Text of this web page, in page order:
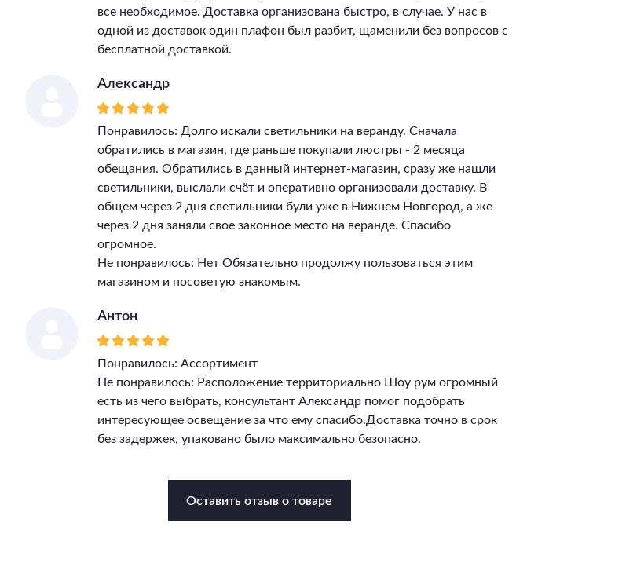
все необходимое. Доставка организована быстро, в случае. У нас в
одной из доставок один плафон был разбит, щаменили без вопросов с
бесплатной доставкой.
Александр
Понравилось: Долго искали светильники на веранду. Сначала
обратились в магазин, где раньше покупали люстры - 2 месяца
обещания. Обратились в данный интернет-магазин, сразу же нашли
светильники, выслали счёт и оперативно организовали доставку. В
общем через 2 дня светильники були уже в Нижнем Новгород, а же
через 2 дня заняли свое законное место на веранде. Спасибо
огромное.
Не понравилось: Нет Обязательно продолжу пользоваться этим
магазином и посоветую знакомым.
Антон
Понравилось: Ассортимент
Не понравилось: Расположение территориально Шоу рум огромный
есть из чего выбрать, консультант Александр помог подобрать
интересующее освещение за что ему спасибо.Доставка точно в срок
без задержек, упаковано было максимально безопасно.
Оставить отзыв о товаре